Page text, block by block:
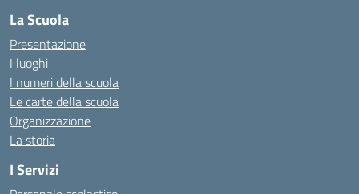
La Scuola
Presentazione
I luoghi
I numeri della scuola
Le carte della scuola
Organizzazione
La storia
I Servizi